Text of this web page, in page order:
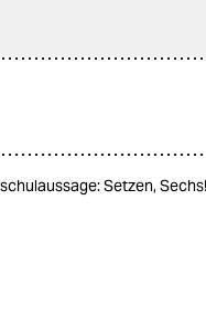
Setzen, Sechs!